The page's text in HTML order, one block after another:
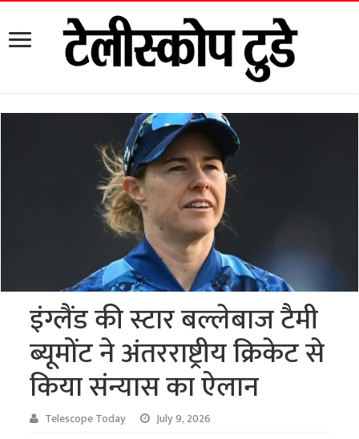
इंग्लैंड की स्टार बल्लेबाज टैमी
ब्यूमोंट ने अंतरराष्ट्रीय क्रिकेट से
किया संन्यास का ऐलान
Telescope Today July 9, 2026